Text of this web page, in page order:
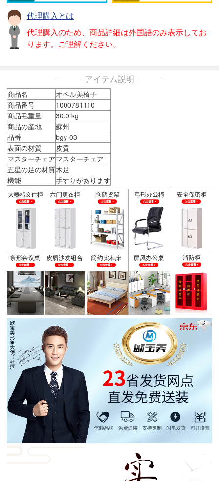
代理購入とは
代理購入のため、商品詳細は外国語のみ表示してお
ります。ご理解ください。
アイテム説明
商品名
オペル美椅子
商品番号
1000781110
商品毛重量
30.0 kg
商品の産地
蘇州
品番
bgy-03
表面の材質
皮質
マスターチェアマスターチェア
五星の足の材質木足
機能
手すりがあります